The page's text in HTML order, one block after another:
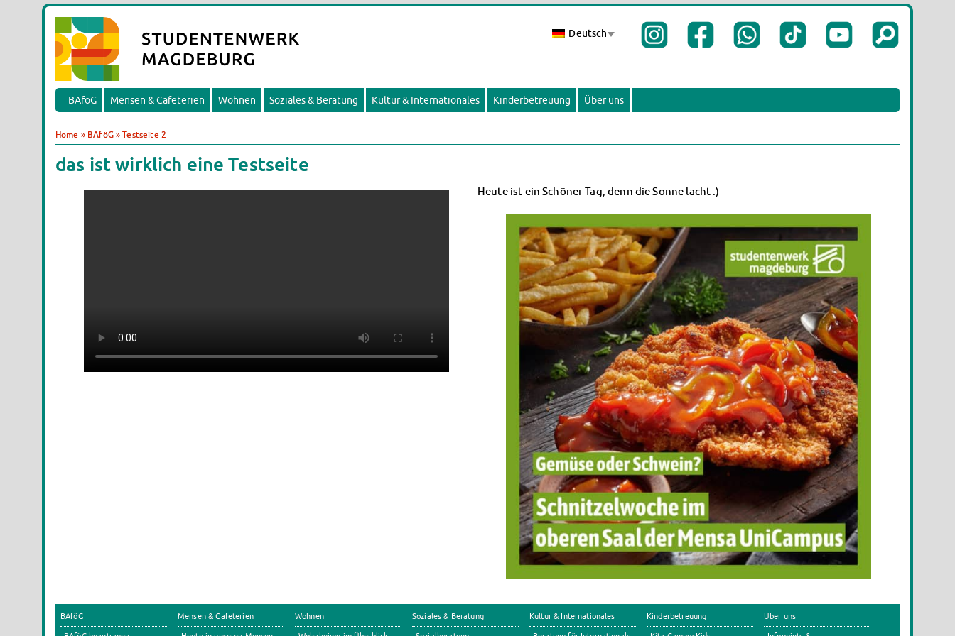
Deutsch
BAföG Mensen & Cafeterien Wohnen Soziales & Beratung Kultur & Internationales Kinderbetreuung Über uns
Home » BAföG»Testseite 2
das ist wirklich eine Testseite
Heute ist ein Schöner Tag, denn die Sonne lacht :)
BAföG Mensen & Cafeterien Wohnen Soziales & Beratung Kultur & Internationales Kinderbetreuung Über uns